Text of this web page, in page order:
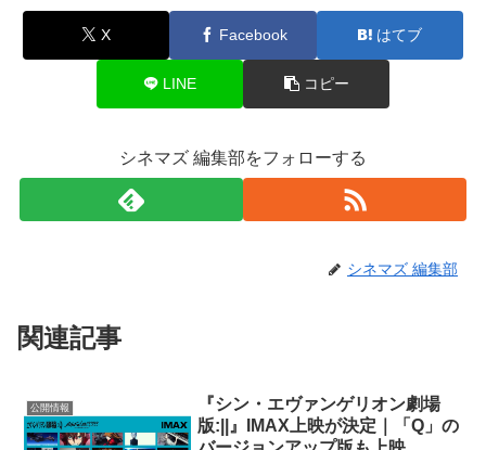
X Facebook はてブ
LINE コピー
シネマズ 編集部をフォローする
シネマズ 編集部
関連記事
公開情報
『シン・エヴァンゲリオン劇場
版:||』IMAX上映が決定｜「Q」の